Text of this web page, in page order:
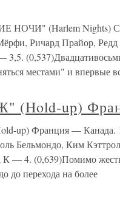
НОЧИ" (Harlem Nights)
Ричард Прайор,
местами" и впервые
(Hold-up)
up) Франция — Канада.
Бельмондо, Ким
4. (0,639)Помимо
до перехода на более